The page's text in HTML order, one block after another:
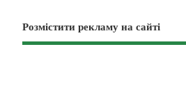
Розмістити рекламу на сайті